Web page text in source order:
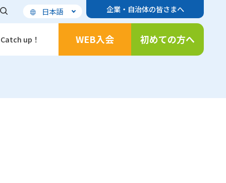
日本語 企業・自治体の皆さまへ
Catch up！ WEB入会 初めての方へ